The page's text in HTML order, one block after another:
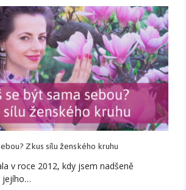
Zkus sílu ženského kruhu
v roce 2012, kdy jsem nadšeně
jejího…